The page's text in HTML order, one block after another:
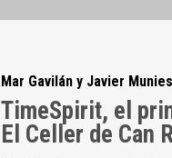
Mar Gavilán y Javier
TimeSpirit, el
El Celler de Can